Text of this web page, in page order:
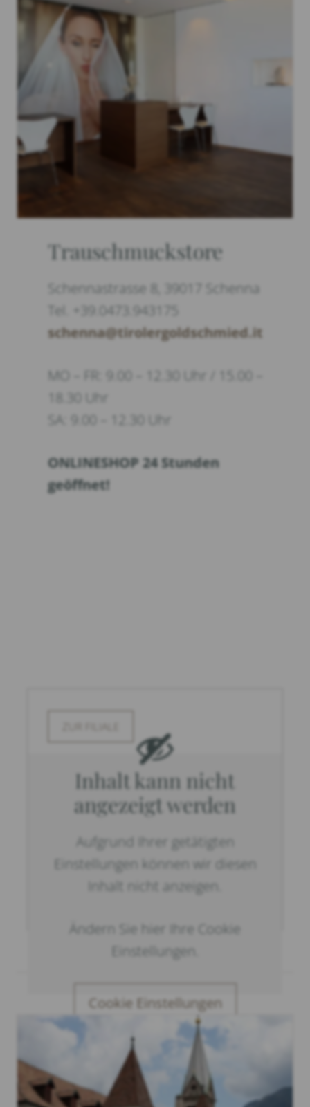
Trauschmuckstore
Schennastrasse 8, 39017 Schenna
Tel. +39.0473.943175
schenna@tirolergoldschmied.it
MO – FR: 9.00 – 12.30 Uhr / 15.00 –
18.30 Uhr
SA: 9.00 – 12.30 Uhr
ONLINESHOP 24 Stunden
geöffnet!
Inhalt kann nicht
angezeigt werden
Aufgrund Ihrer getätigten
Einstellungen können wir diesen
Inhalt nicht anzeigen.
Ändern Sie hier Ihre Cookie
Einstellungen.
Cookie Einstellungen